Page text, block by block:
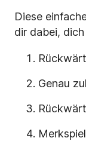
Diese
dir dabei,
Genau